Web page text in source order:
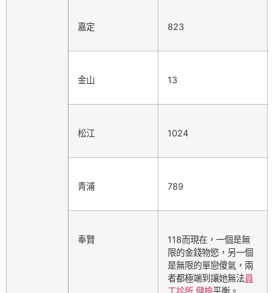
嘉定 823
金山 13
松江 1024
青浦 789
奉賢 118而現在，一個是無
限的金錢物慾，另一個
是無限的單戀傻氣，兩
者都極端到讓她無法員
工診所 健檢平衡。